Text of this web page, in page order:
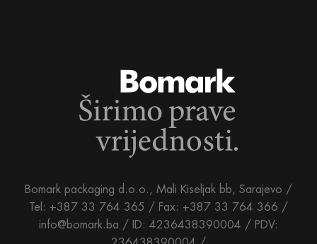
Bomark packaging d.o.o., Mali Kiseljak bb, Sarajevo /
Tel: +387 33 764 365 / Fax: +387 33 764 366 /
info@bomark.ba / ID: 4236438390004 / PDV: